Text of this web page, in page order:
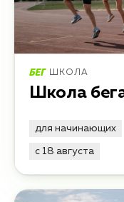
ШКОЛА
Школа
для начинающих
с 18 августа